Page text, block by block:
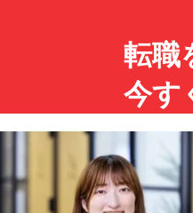
転職
今す